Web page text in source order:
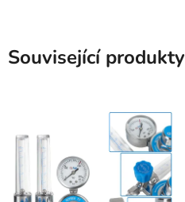
Související produkty